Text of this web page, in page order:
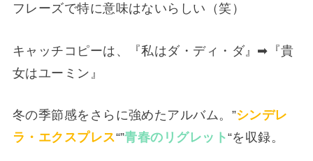
フレーズで特に意味はないらしい（笑）
キャッチコピーは、『私はダ・ディ・ダ』➡『貴
女はユーミン』
冬の季節感をさらに強めたアルバム。”シンデレ
ラ・エクスプレス“”青春のリグレット“を収録。